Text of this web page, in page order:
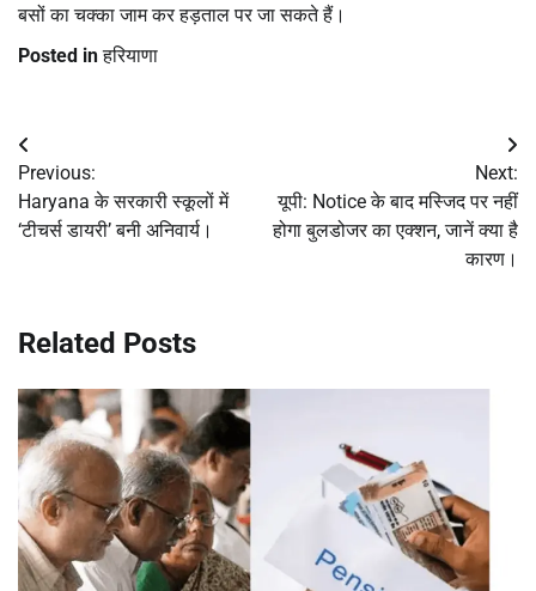
बसों का चक्का जाम कर हड़ताल पर जा सकते हैं।
Posted inहरियाणा
Post
navigation
Previous:
Haryana के सरकारी स्कूलों में
‘टीचर्स डायरी’ बनी अनिवार्य।
Next:
यूपी: Notice के बाद मस्जिद पर नहीं
होगा बुलडोजर का एक्शन, जानें क्या है
कारण।
Related Posts